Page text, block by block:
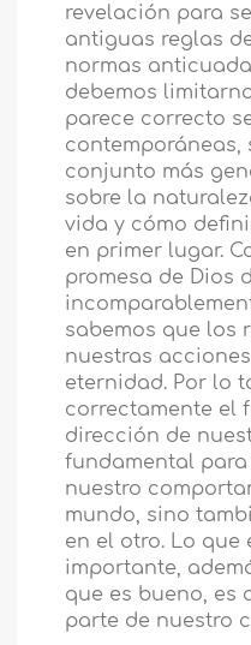
revelación para
antiguas reglas
normas
debemos
parece correcto
contemporáneas,
conjunto más
sobre la
vida y cómo
en primer lugar.
promesa de Dios
sabemos que los
nuestras
eternidad. Por lo
correctamente el
dirección de
fundamental
nuestro
mundo, sino
en el otro. Lo que
importante,
que es bueno, es
parte de nuestro